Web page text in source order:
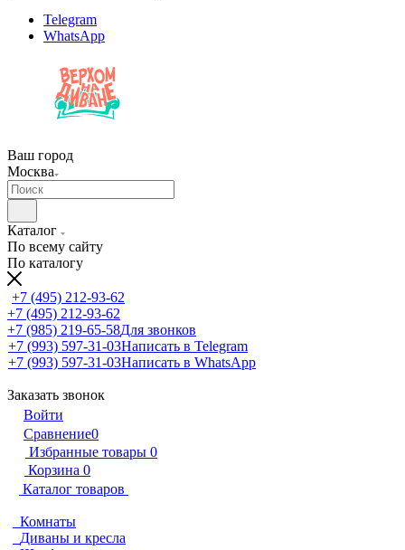
Telegram
WhatsApp
Ваш город
Москва
Каталог
По всему сайту
По каталогу
+7 (495) 212-93-62
+7 (495) 212-93-62
+7 (985) 219-65-58Для звонков
+7 (993) 597-31-03Написать в Telegram
+7 (993) 597-31-03Написать в WhatsApp
Заказать звонок
Войти
Сравнение0
Избранные товары 0
Корзина 0
Каталог товаров
Комнаты
Диваны и кресла